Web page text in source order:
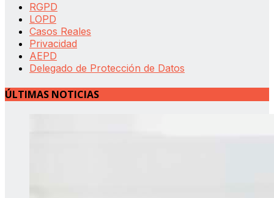
RGPD
LOPD
Casos Reales
Privacidad
AEPD
Delegado de Protección de Datos
ÚLTIMAS NOTICIAS